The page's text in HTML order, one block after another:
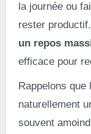
la journée ou
rester productif.
un repos
efficace pour
Rappelons
naturellement
souvent